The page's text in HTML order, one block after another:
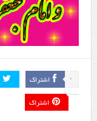
اشتراک 0
اشتراک